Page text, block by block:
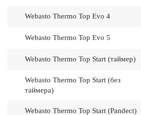
Webasto Thermo Top Evo 4
Webasto Thermo Top Evo 5
Webasto Thermo Top Start (таймер)
Webasto Thermo Top Start (без
таймера)
Webasto Thermo Top Start (Pandеct)